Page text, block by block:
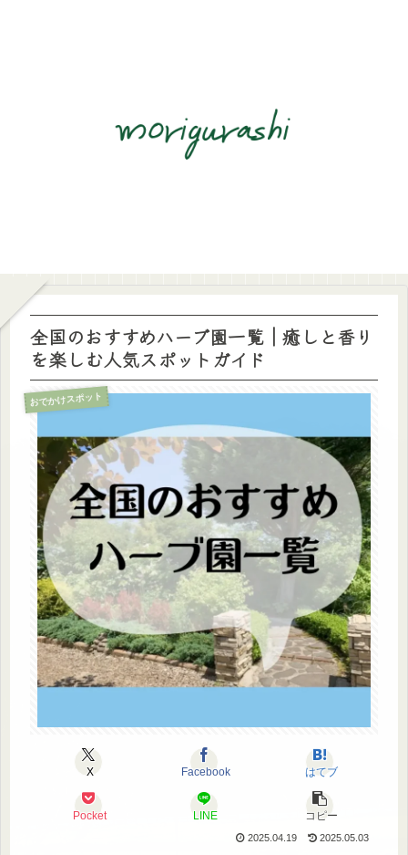
全国のおすすめハーブ園一覧｜癒しと香り
を楽しむ人気スポットガイド
おでかけスポット
X Facebook はてブ
Pocket LINE コピー
2025.04.19 2025.05.03